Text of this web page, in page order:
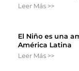
Leer Más >>
El Niño es una
América Latina
Leer Más >>